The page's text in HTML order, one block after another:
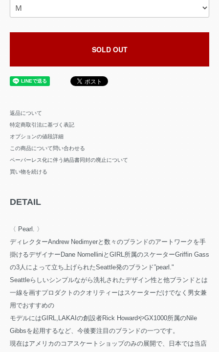
SOLD OUT
返品について
特定商取引法に基づく表記
オプションの値段詳細
この商品について問い合わせる
ペーパーレス化に伴う納品書同封の廃止について
買い物を続ける
DETAIL
〈 Pearl. 〉
ディレクターAndrew Nedimyerと数々のブランドのアートワークを手
掛けるデザイナーDane NomelliniとGIRL所属のスケーターGriffin Gass
の3人によって立ち上げられたSeattle発のブランド”pearl."
Seattleらしいシンプルながら洗礼されたデザイン性と他ブランドとは
一線を画すプロダクトのクオリティーはスケーターだけでなく男女兼
用でおすすめの
モデルにはGIRL,LAKAIの創設者Rick HowardやGX1000所属のNile
Gibbsを起用するなど、今後要注目のブランドの一つです。
現在はアメリカのコアスケートショップのみの展開で、日本では当店